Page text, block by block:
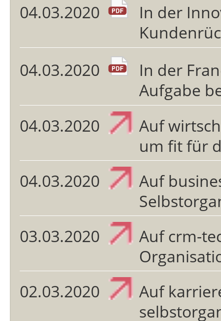
04.03.2020
In der
04.03.2020
In der
Aufgabe
04.03.2020
Auf
um fit für
04.03.2020
Auf
03.03.2020
Auf crm-
02.03.2020
Auf